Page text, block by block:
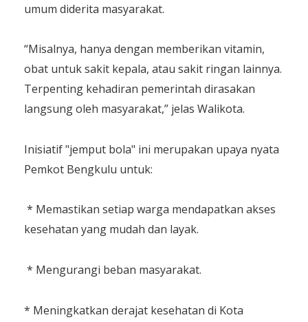
umum diderita masyarakat.
“Misalnya, hanya dengan memberikan vitamin,
obat untuk sakit kepala, atau sakit ringan lainnya.
Terpenting kehadiran pemerintah dirasakan
langsung oleh masyarakat,” jelas Walikota.
Inisiatif "jemput bola" ini merupakan upaya nyata
Pemkot Bengkulu untuk:
* Memastikan setiap warga mendapatkan akses
kesehatan yang mudah dan layak.
* Mengurangi beban masyarakat.
* Meningkatkan derajat kesehatan di Kota